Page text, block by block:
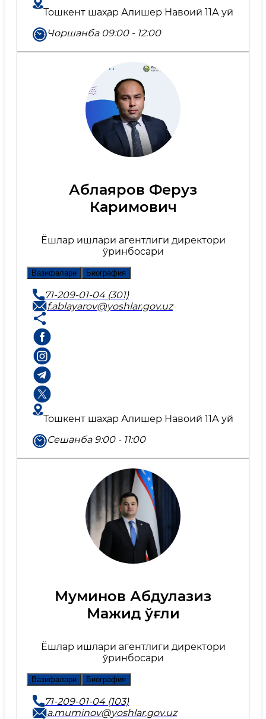
Тошкент шаҳар Алишер Навоий 11А уй
Чоршанба 09:00 - 12:00
Аблаяров Феруз
Каримович
Ёшлар ишлари агентлиги директори
ўринбосари
Вазифалари Биография
71-209-01-04 (301)
f.ablayarov@yoshlar.gov.uz
Тошкент шаҳар Алишер Навоий 11А уй
Сешанба 9:00 - 11:00
Муминов Абдулазиз
Мажид ўғли
Ёшлар ишлари агентлиги директори
ўринбосари
Вазифалари Биография
71-209-01-04 (103)
a.muminov@yoshlar.gov.uz